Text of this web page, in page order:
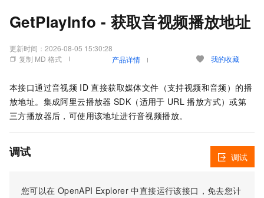
GetPlayInfo - 获取音视频播放地址
更新时间： 2026-08-05 15:30:28
复制 MD 格式
产品详情 我的收藏
本接口通过音视频 ID 直接获取媒体文件（支持视频和音频）的播
放地址。集成阿里云播放器 SDK（适用于 URL 播放方式）或第
三方播放器后，可使用该地址进行音视频播放。
调试
您可以在 OpenAPI Explorer 中直接运行该接口，免去您计
调试